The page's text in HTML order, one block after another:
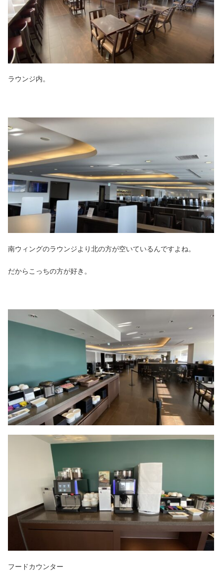
ラウンジ内。
南ウィングのラウンジより北の方が空いているんですよね。
だからこっちの方が好き。
フードカウンター